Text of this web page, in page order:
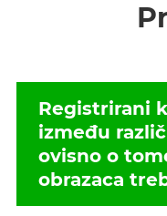
Registrirani
između
ovisno o
obrazaca